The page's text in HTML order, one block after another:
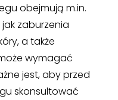
obejmują m.in.
zaburzenia
a także
wymagać
jest, aby przed
skonsultować